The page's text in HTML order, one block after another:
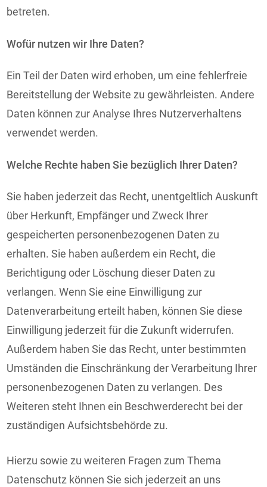
betreten.
Wofür nutzen wir Ihre Daten?
Ein Teil der Daten wird erhoben, um eine fehlerfreie
Bereitstellung der Website zu gewährleisten. Andere
Daten können zur Analyse Ihres Nutzerverhaltens
verwendet werden.
Welche Rechte haben Sie bezüglich Ihrer Daten?
Sie haben jederzeit das Recht, unentgeltlich Auskunft
über Herkunft, Empfänger und Zweck Ihrer
gespeicherten personenbezogenen Daten zu
erhalten. Sie haben außerdem ein Recht, die
Berichtigung oder Löschung dieser Daten zu
verlangen. Wenn Sie eine Einwilligung zur
Datenverarbeitung erteilt haben, können Sie diese
Einwilligung jederzeit für die Zukunft widerrufen.
Außerdem haben Sie das Recht, unter bestimmten
Umständen die Einschränkung der Verarbeitung Ihrer
personenbezogenen Daten zu verlangen. Des
Weiteren steht Ihnen ein Beschwerderecht bei der
zuständigen Aufsichtsbehörde zu.
Hierzu sowie zu weiteren Fragen zum Thema
Datenschutz können Sie sich jederzeit an uns